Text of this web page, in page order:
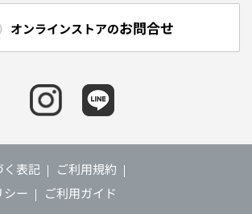
オンラインストアのお問合せ
く表記
ご利用規約
シー
ご利用ガイド